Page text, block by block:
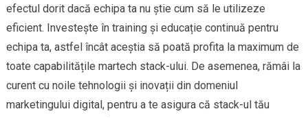
efectul dorit dacă echipa ta nu știe cum să le utilizeze
eficient. Investește în training și educație continuă pentru
echipa ta, astfel încât aceștia să poată profita la maximum de
toate capabilitățile martech stack-ului. De asemenea, rămâi la
curent cu noile tehnologii și inovații din domeniul
marketingului digital, pentru a te asigura că stack-ul tău